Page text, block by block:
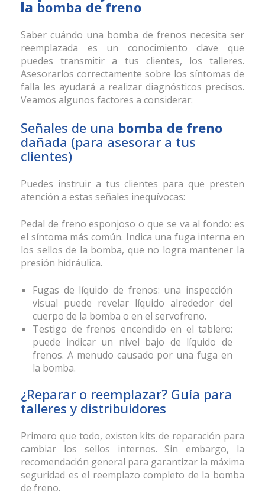
la bomba de freno
Saber cuándo una bomba de frenos necesita ser
reemplazada es un conocimiento clave que
puedes transmitir a tus clientes, los talleres.
Asesorarlos correctamente sobre los síntomas de
falla les ayudará a realizar diagnósticos precisos.
Veamos algunos factores a considerar:
Señales de una bomba de freno
dañada (para asesorar a tus
clientes)
Puedes instruir a tus clientes para que presten
atención a estas señales inequívocas:
Pedal de freno esponjoso o que se va al fondo: es
el síntoma más común. Indica una fuga interna en
los sellos de la bomba, que no logra mantener la
presión hidráulica.
Fugas de líquido de frenos: una inspección
visual puede revelar líquido alrededor del
cuerpo de la bomba o en el servofreno.
Testigo de frenos encendido en el tablero:
puede indicar un nivel bajo de líquido de
frenos. A menudo causado por una fuga en
la bomba.
¿Reparar o reemplazar? Guía para
talleres y distribuidores
Primero que todo, existen kits de reparación para
cambiar los sellos internos. Sin embargo, la
recomendación general para garantizar la máxima
seguridad es el reemplazo completo de la bomba
de freno.